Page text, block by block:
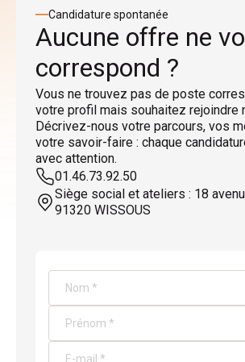
Candidature spontanée
Aucune offre ne
correspond ?
Vous ne trouvez pas de poste
votre profil mais souhaitez rejoindre
Décrivez-nous votre parcours, vos
votre savoir-faire : chaque
avec attention.
01.46.73.92.50
Siège social et ateliers : 18
91320 WISSOUS